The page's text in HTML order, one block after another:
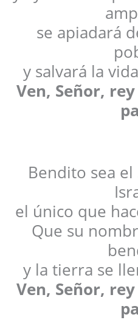
se apiadará
y salvará la
Ven, Señor,
Bendito sea
el único que
Que su
y la tierra se
Ven, Señor,